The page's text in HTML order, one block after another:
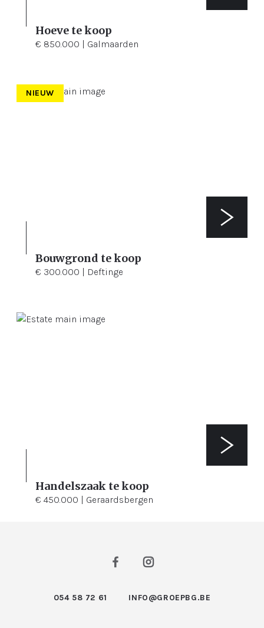
2.814 m²
Hoeve te koop
€ 850.000 | Galmaarden
2.430 m²
NIEUW
Bouwgrond te koop
€ 300.000 | Deftinge
3 120 m²
Handelszaak te koop
€ 450.000 | Geraardsbergen
054 58 72 61 INFO@GROEPBG.BE